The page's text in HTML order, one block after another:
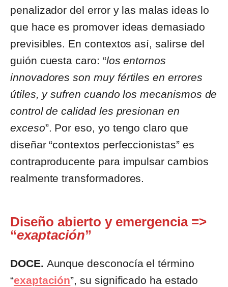
penalizador del error y las malas ideas lo
que hace es promover ideas demasiado
previsibles. En contextos así, salirse del
guión cuesta caro: “los entornos
innovadores son muy fértiles en errores
útiles, y sufren cuando los mecanismos de
control de calidad les presionan en
exceso”. Por eso, yo tengo claro que
diseñar “contextos perfeccionistas” es
contraproducente para impulsar cambios
realmente transformadores.
Diseño abierto y emergencia =>
“exaptación”
DOCE. Aunque desconocía el término
“exaptación”, su significado ha estado